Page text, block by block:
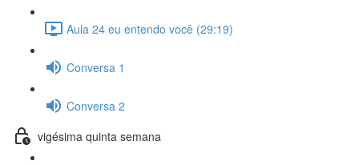
Aula 24 eu entendo você (29:19)
Conversa 1
Conversa 2
vigésima quinta semana